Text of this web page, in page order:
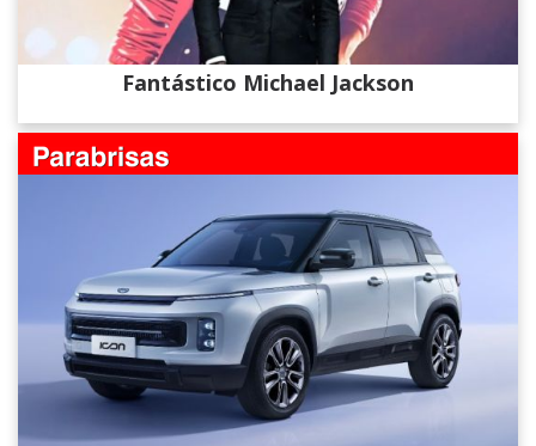
Fantástico Michael Jackson